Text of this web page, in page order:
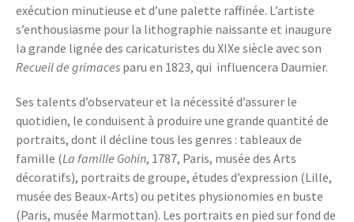
exécution minutieuse et d’une palette raffinée. L’artiste
s’enthousiasme pour la lithographie naissante et inaugure
la grande lignée des caricaturistes du XIXe siècle avec son
Recueil de grimaces paru en 1823, qui influencera Daumier.
Ses talents d’observateur et la nécessité d’assurer le
quotidien, le conduisent à produire une grande quantité de
portraits, dont il décline tous les genres : tableaux de
famille (La famille Gohin, 1787, Paris, musée des Arts
décoratifs), portraits de groupe, études d’expression (Lille,
musée des Beaux-Arts) ou petites physionomies en buste
(Paris, musée Marmottan). Les portraits en pied sur fond de